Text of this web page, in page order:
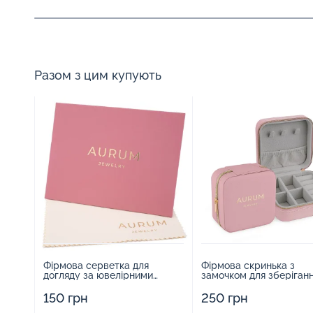
Разом з цим купують
Фірмова серветка для
догляду за ювелірними
150 грн
Фірмова скринька з
замочком для
250 грн